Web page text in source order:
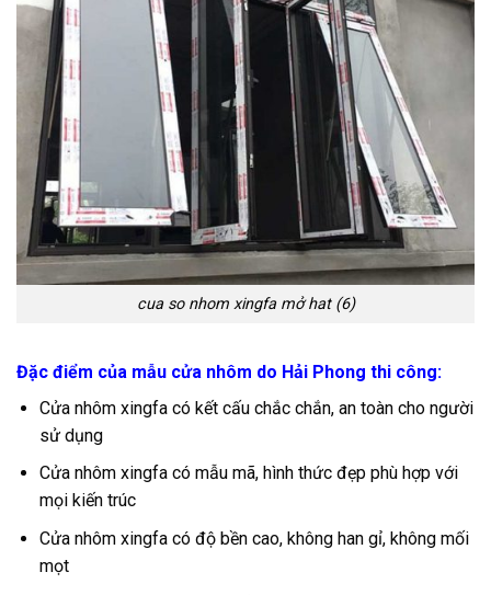
cua so nhom xingfa mở hat (6)
Đặc điểm của mẫu cửa nhôm do Hải Phong thi công:
Cửa nhôm xingfa có kết cấu chắc chắn, an toàn cho người
sử dụng
Cửa nhôm xingfa có mẫu mã, hình thức đẹp phù hợp với
mọi kiến trúc
Cửa nhôm xingfa có độ bền cao, không han gỉ, không mối
mọt